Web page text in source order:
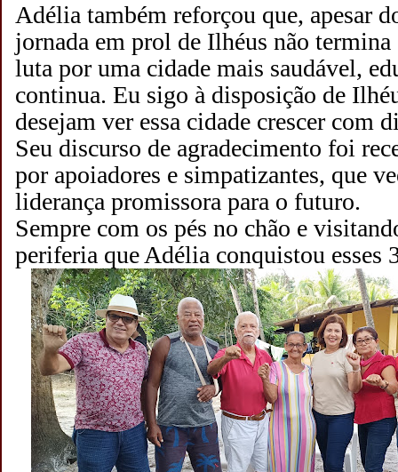
Adélia também reforçou que, apesar
jornada em prol de Ilhéus não
luta por uma cidade mais saudável,
continua. Eu sigo à disposição de
desejam ver essa cidade crescer com
Seu discurso de agradecimento foi
por apoiadores e simpatizantes, que
liderança promissora para o futuro.
Sempre com os pés no chão e
periferia que Adélia conquistou esses